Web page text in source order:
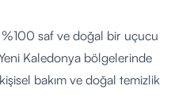
saf ve doğal bir uçucu
Kaledonya bölgelerinde
bakım ve doğal temizlik